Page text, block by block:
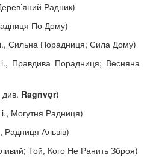
Радник)
По Дому)
Сильна Порадниця; Сила Дому)
Правдива Порадниця; Весняна
Ragnvǫr)
Могутня Радниця)
Радниця Альвів)
Той, Кого Не Ранить Зброя)